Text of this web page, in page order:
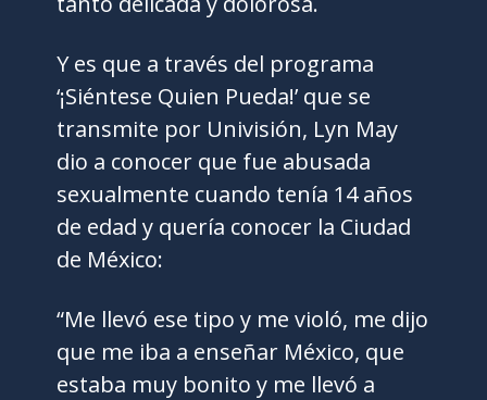
Y es que a través del programa
‘¡Siéntese Quien Pueda!’ que se
transmite por Univisión, Lyn May
dio a conocer que fue abusada
sexualmente cuando tenía 14 años
de edad y quería conocer la Ciudad
de México:
“Me llevó ese tipo y me violó, me dijo
que me iba a enseñar México, que
estaba muy bonito y me llevó a